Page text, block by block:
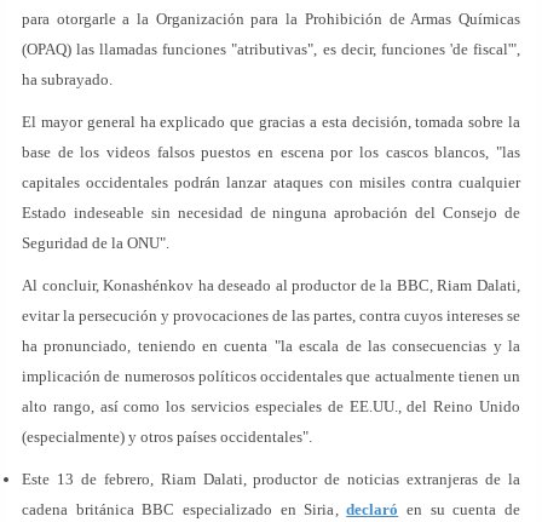
para otorgarle a la Organización para la Prohibición de Armas Químicas
(OPAQ) las llamadas funciones "atributivas", es decir, funciones 'de fiscal'",
ha subrayado.
El mayor general ha explicado que gracias a esta decisión, tomada sobre la
base de los videos falsos puestos en escena por los cascos blancos, "las
capitales occidentales podrán lanzar ataques con misiles contra cualquier
Estado indeseable sin necesidad de ninguna aprobación del Consejo de
Seguridad de la ONU".
Al concluir, Konashénkov ha deseado al productor de la BBC, Riam Dalati,
evitar la persecución y provocaciones de las partes, contra cuyos intereses se
ha pronunciado, teniendo en cuenta "la escala de las consecuencias y la
implicación de numerosos políticos occidentales que actualmente tienen un
alto rango, así como los servicios especiales de EE.UU., del Reino Unido
(especialmente) y otros países occidentales".
Este 13 de febrero, Riam Dalati, productor de noticias extranjeras de la
cadena británica BBC especializado en Siria,declaró en su cuenta de